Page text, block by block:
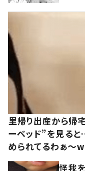
里帰り出産から帰
ーベッド”を見る
められてるわぁ～
怪我